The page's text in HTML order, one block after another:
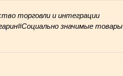
торговли и интеграции
#Социально значимые товары